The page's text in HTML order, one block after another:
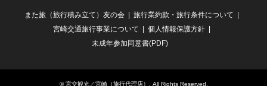
また旅（旅行積み立て）友の会
旅行業約款・旅行条件について
宮崎交通旅行事業について
個人情報保護方針
未成年参加同意書(PDF)
©宮交観光／宮崎（旅行代理店） . All Rights Reserved.